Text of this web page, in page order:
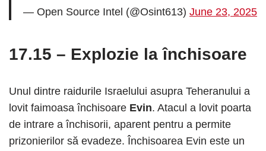
— Open Source Intel (@Osint613) June 23, 2025
17.15 – Explozie la închisoare
Unul dintre raidurile Israelului asupra Teheranului a
lovit faimoasa închisoare Evin. Atacul a lovit poarta
de intrare a închisorii, aparent pentru a permite
prizonierilor să evadeze. Închisoarea Evin este un